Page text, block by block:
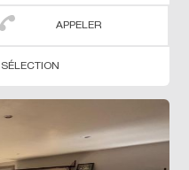
APPELER